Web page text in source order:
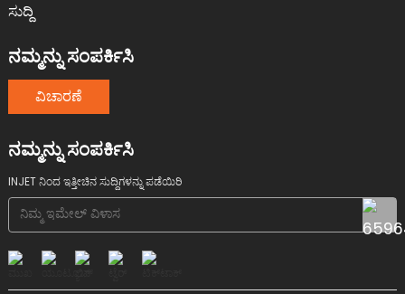
ಸುದ್ದಿ
ನಮ್ಮನ್ನು ಸಂಪರ್ಕಿಸಿ
ವಿಚಾರಣೆ
ನಮ್ಮನ್ನು ಸಂಪರ್ಕಿಸಿ
INJET ನಿಂದ ಇತ್ತೀಚಿನ ಸುದ್ದಿಗಳನ್ನು ಪಡೆಯಿರಿ